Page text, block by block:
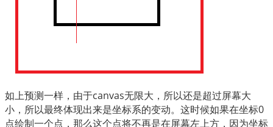
如上预测一样，由于canvas无限大，所以还是超过屏幕大
小，所以最终体现出来是坐标系的变动。这时候如果在坐标0
点绘制一个点，那么这个点将不再是在屏幕左上方，因为坐标